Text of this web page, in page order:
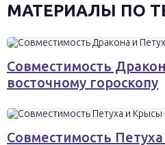
МАТЕРИАЛЫ ПО
Совместимость
восточному гороскопу
Совместимость